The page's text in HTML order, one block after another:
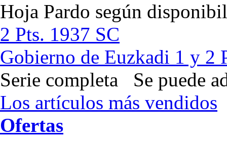
Hoja Pardo según
2 Pts. 1937 SC
Gobierno de Euzkadi 1 y 2
Serie completa Se puede
Los artículos más vendidos
Ofertas